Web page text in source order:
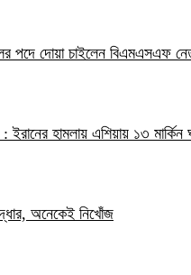
পদে দোয়া চাইলেন বিএমএসএফ
ইরানের হামলায় এশিয়ায় ১৩ মার্কিন
অনেকেই নিখোঁজ